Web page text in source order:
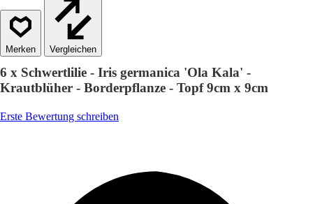
Vergleichen
6 x Schwertlilie - Iris germanica 'Ola Kala' -
Krautblüher - Borderpflanze - Topf 9cm x 9cm
Erste Bewertung schreiben